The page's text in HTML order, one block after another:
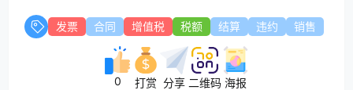
发票 合同 增值税 税额 结算 违约 销售
0 打赏 分享 二维码 海报